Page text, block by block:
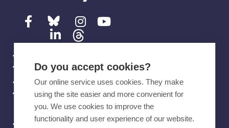
Ota yhteyttä
Do you accept cookies?
Our online service uses cookies. They make
using the site easier and more convenient for
you. We use cookies to improve the
functionality and user experience of our website.